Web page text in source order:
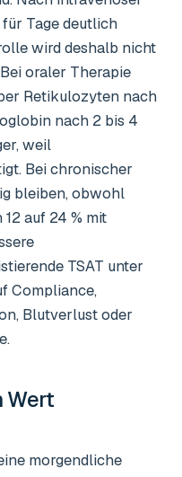
für Tage deutlich
wird deshalb nicht
oraler Therapie
Retikulozyten nach
nach 2 bis 4
weil
Bei chronischer
bleiben, obwohl
auf 24 % mit
TSAT unter
Compliance,
Blutverlust oder
Wert
morgendliche